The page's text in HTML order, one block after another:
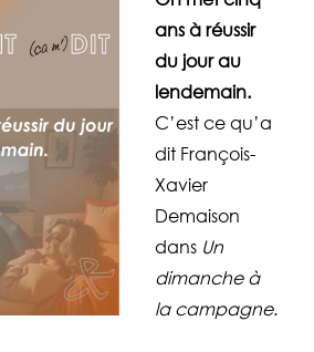
ans à réussir
du jour au
lendemain.
C’est ce qu’a
dit François-
Xavier
Demaison
dans Un
dimanche à
la campagne.